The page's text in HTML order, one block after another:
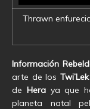
Thrawn
Información
arte de los Twi’Lek
de Heraya que
planeta natal